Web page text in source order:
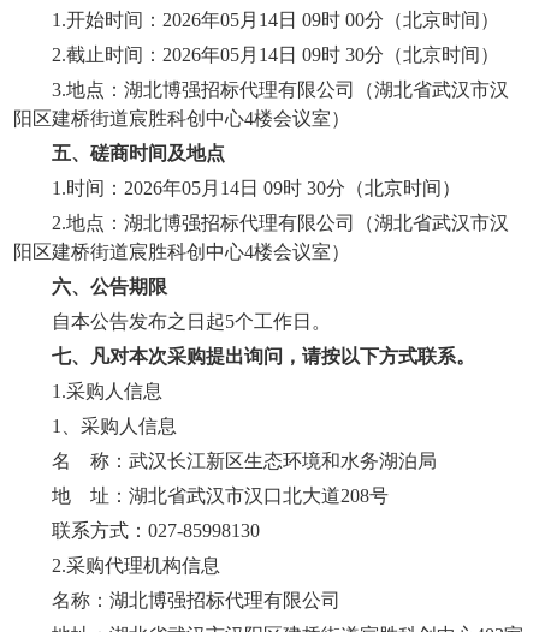
1 .开始时间： 2026年05月14日 09时 00分 （北京时间）
2.截止时间： 2026年05月14日 09时 30分 （北京时间）
3.地点：湖北博强招标代理有限公司 （湖北省武汉市汉
阳区建桥街道宸胜科创中心4楼会议室）
五、磋商时间及地点
1 .时间： 2026年05月14日 09时 30分 （北京时间）
2.地点：湖北博强招标代理有限公司 （湖北省武汉市汉
阳区建桥街道宸胜科创中心4楼会议室）
六、公告期限
自本公告发布之日起5个工作日。
七、凡对本次采购提出询问，请按以下方式联系。
1.采购人信息
1、采购人信息
名
称：武汉长江新区生态环境和水务湖泊局
地
址：湖北省武汉市汉口北大道208号
联系方式：027-85998130
2.采购代理机构信息
名称：湖北博强招标代理有限公司